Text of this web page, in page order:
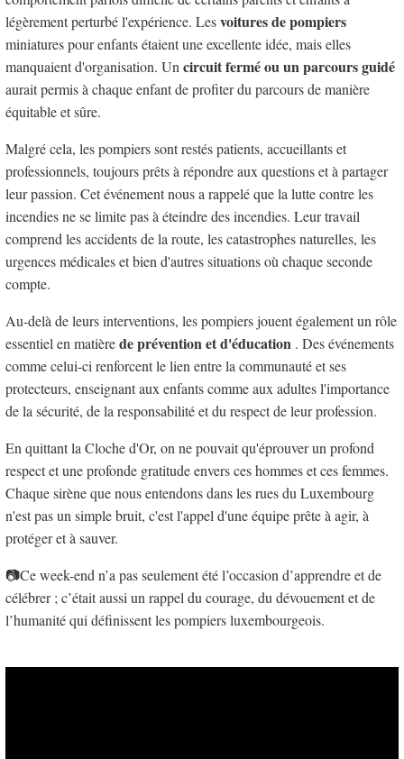
légèrement perturbé l'expérience. Lesvoitures de pompiers
miniatures pour enfants étaient une excellente idée, mais elles
manquaient d'organisation. Un circuit fermé ou un parcours guidé
aurait permis à chaque enfant de profiter du parcours de manière
équitable et sûre.
Malgré cela, les pompiers sont restés patients, accueillants et
professionnels, toujours prêts à répondre aux questions et à partager
leur passion. Cet événement nous a rappelé que la lutte contre les
incendies ne se limite pas à éteindre des incendies. Leur travail
comprend les accidents de la route, les catastrophes naturelles, les
urgences médicales et bien d'autres situations où chaque seconde
compte.
Au-delà de leurs interventions, les pompiers jouent également un rôle
essentiel en matièrede prévention et d'éducation . Des événements
comme celui-ci renforcent le lien entre la communauté et ses
protecteurs, enseignant aux enfants comme aux adultes l'importance
de la sécurité, de la responsabilité et du respect de leur profession.
En quittant la Cloche d'Or, on ne pouvait qu'éprouver un profond
respect et une profonde gratitude envers ces hommes et ces femmes.
Chaque sirène que nous entendons dans les rues du Luxembourg
n'est pas un simple bruit, c'est l'appel d'une équipe prête à agir, à
protéger et à sauver.
📷Ce week-end n’a pas seulement été l’occasion d’apprendre et de
célébrer ; c’était aussi un rappel du courage, du dévouement et de
l’humanité qui définissent les pompiers luxembourgeois.